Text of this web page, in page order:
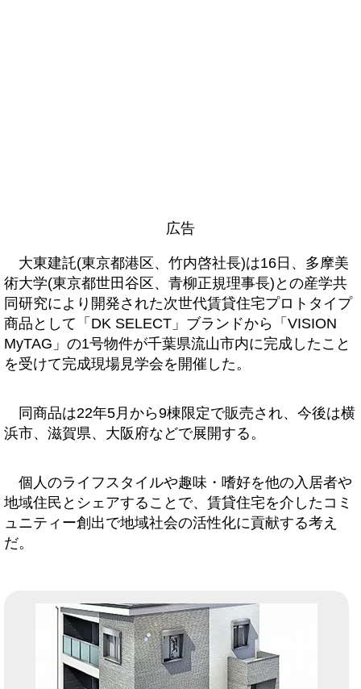
広告
大東建託(東京都港区、竹内啓社長)は16日、多摩美
術大学(東京都世田谷区、青柳正規理事長)との産学共
同研究により開発された次世代賃貸住宅プロトタイプ
商品として「DK SELECT」ブランドから「VISION
MyTAG」の1号物件が千葉県流山市内に完成したこと
を受けて完成現場見学会を開催した。
同商品は22年5月から9棟限定で販売され、今後は横
浜市、滋賀県、大阪府などで展開する。
個人のライフスタイルや趣味・嗜好を他の入居者や
地域住民とシェアすることで、賃貸住宅を介したコミ
ュニティー創出で地域社会の活性化に貢献する考え
だ。